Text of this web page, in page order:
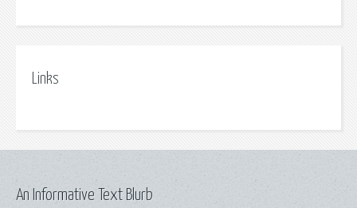
Links
An Informative Text Blurb